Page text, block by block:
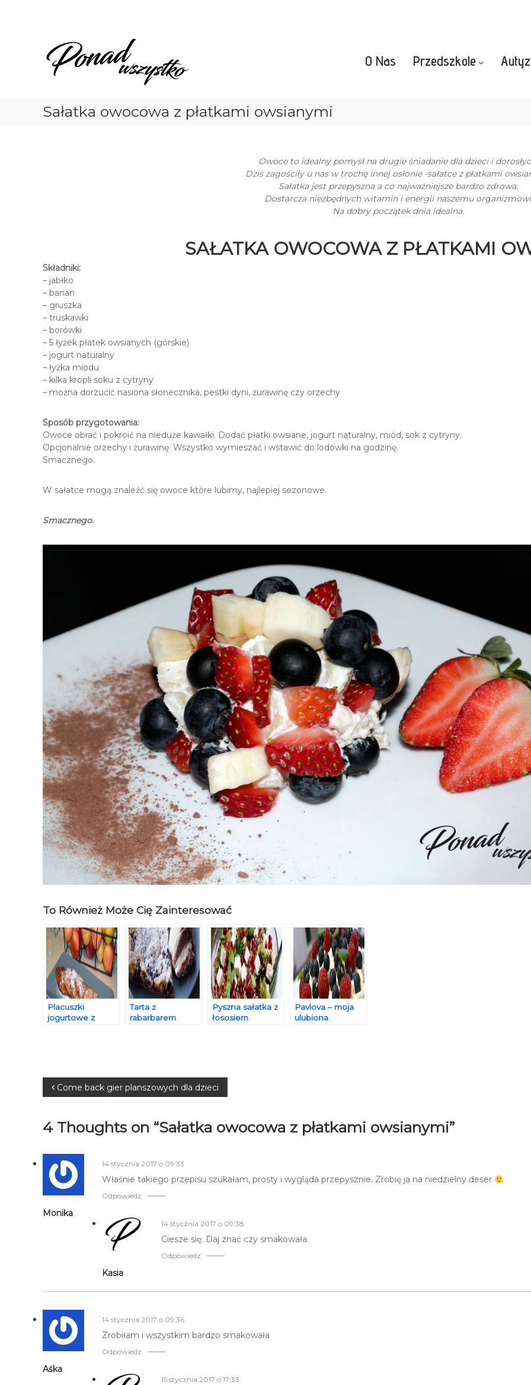
Wszystko
O Nas Przedszkole
Sałatka owocowa z płatkami owsianymi
Owoce to idealny pomysł na drugie śniadanie dla dzieci i
Dziś zagościły u nas w trochę innej osłonie -sałatce z płatkami
Sałatka jest przepyszna a co najważniejsze bardzo zdrowa.
Dostarcza niezbędnych witamin i energii naszemu
Na dobry początek dnia idealna.
SAŁATKA OWOCOWA Z PŁATKAMI
Składniki:
– jabłko
– banan
– gruszka
– truskawki
– borówki
– 5 łyżek płatek owsianych (górskie)
– jogurt naturalny
– łyżka miodu
– kilka kropli soku z cytryny
– można dorzucić nasiona słonecznika, pestki dyni, żurawinę czy orzechy
Sposób przygotowania:
Owoce obrać i pokroić na nieduże kawałki. Dodać płatki owsiane, jogurt naturalny, miód, sok z cytryny.
Opcjonalnie orzechy i żurawinę. Wszystko wymieszać i wstawić do lodówki na godzinę.
Smacznego.
W sałatce mogą znaleźć się owoce które lubimy, najlepiej sezonowe.
Smacznego.
To Również Może Cię Zainteresować
Placuszki
jogurtowe z
Tarta z
rabarbarem
Pyszna sałatka z
łososiem
Pavlova – moja
ulubiona
Nawigacja
wpisu
Come back gier planszowych dla dzieci
4 Thoughts on “Sałatka owocowa z płatkami owsianymi”
Monika
14 stycznia 2017 o 09:33
Właśnie takiego przepisu szukałam, prosty i wygląda przepysznie. Zrobię ja na niedzielny deser
Odpowiedz
Kasia
14 stycznia 2017 o 09:38
Ciesze się. Daj znać czy smakowała.
Odpowiedz
Aśka
14 stycznia 2017 o 09:36
Zrobiłam i wszystkim bardzo smakowała
Odpowiedz
15 stycznia 2017 o 17:33